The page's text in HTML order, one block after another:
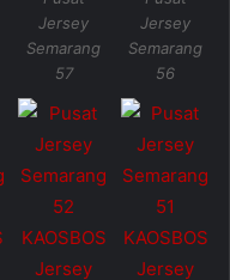
Jersey
Semarang
57
Jersey
Semarang
56